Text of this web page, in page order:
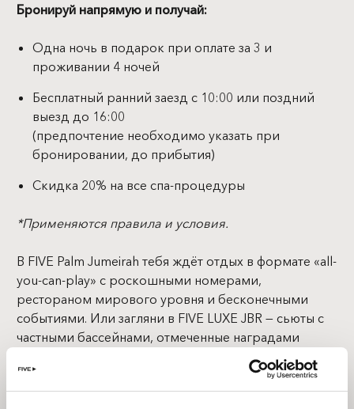
Бронируй напрямую и получай:
Одна ночь в подарок при оплате за 3 и
проживании 4 ночей
Бесплатный ранний заезд с 10:00 или поздний
выезд до 16:00
(предпочтение необходимо указать при
бронировании, до прибытия)
Скидка 20% на все спа-процедуры
*Применяются правила и условия.
В FIVE Palm Jumeirah тебя ждёт отдых в формате «all-
you-can-play» с роскошными номерами,
рестораном мирового уровня и бесконечными
событиями. Или загляни в FIVE LUXE JBR — сьюты с
частными бассейнами, отмеченные наградами
рестораны и самая гламурная атмосфера у бассейна
в Дубае. Настоящий фаворит — FIVE Jumeirah Village
приглашает тебя в пентхаус с собственным